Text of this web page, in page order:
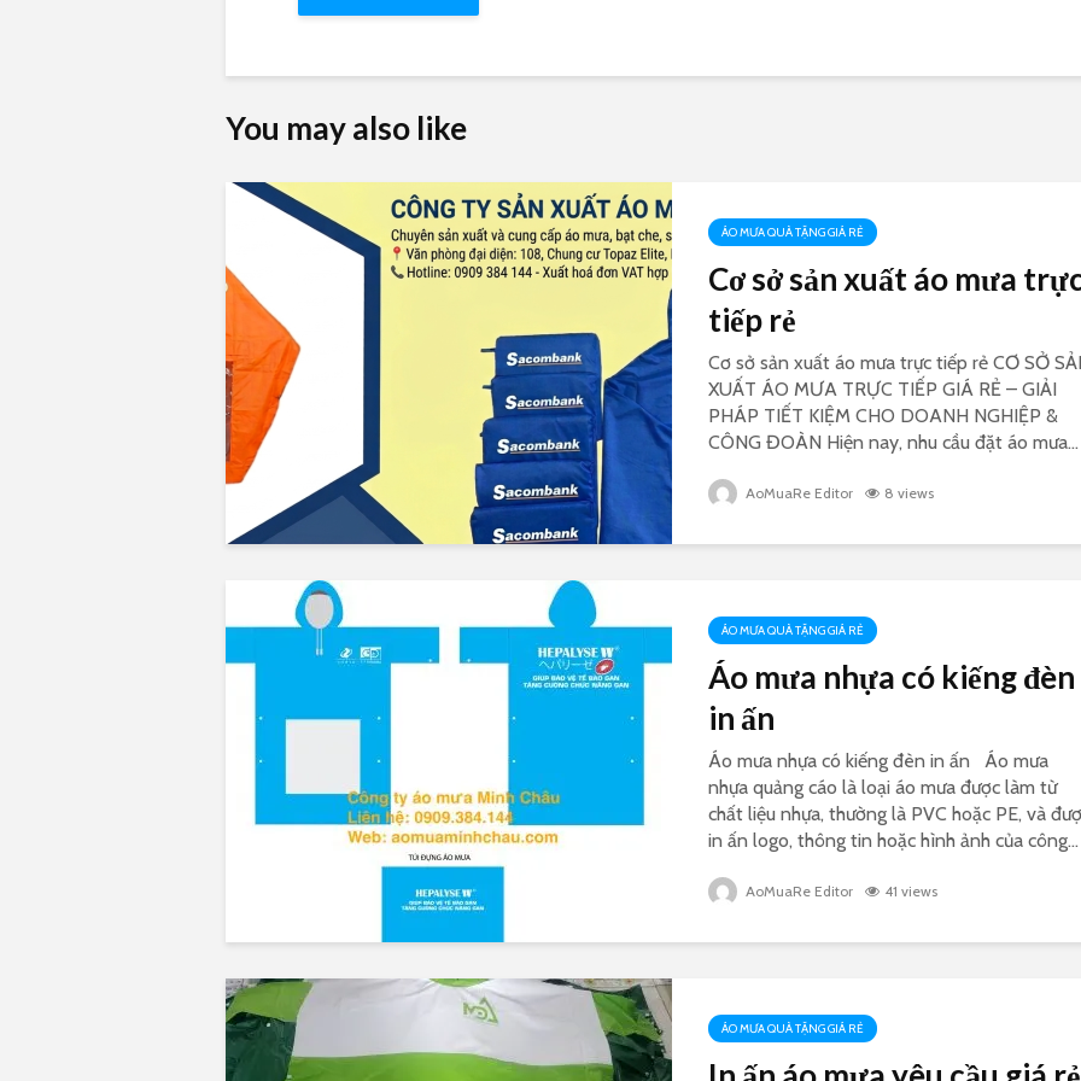
You may also like
ÁO MƯA QUÀ TẶNG GIÁ RẺ
Cơ sở sản xuất áo mưa
tiếp rẻ
Cơ sở sản xuất áo mưa trực tiếp rẻ CƠ SỞ
XUẤT ÁO MƯA TRỰC TIẾP GIÁ RẺ – GIẢI
PHÁP TIẾT KIỆM CHO DOANH NGHIỆP &
CÔNG ĐOÀN Hiện nay, nhu cầu đặt áo mưa...
AoMuaRe Editor 8 views
ÁO MƯA QUÀ TẶNG GIÁ RẺ
Áo mưa nhựa có kiếng đèn
in ấn
Áo mưa nhựa có kiếng đèn in ấn Áo mưa
nhựa quảng cáo là loại áo mưa được làm từ
chất liệu nhựa, thường là PVC hoặc PE, và
in ấn logo, thông tin hoặc hình ảnh của công...
AoMuaRe Editor 41 views
ÁO MƯA QUÀ TẶNG GIÁ RẺ